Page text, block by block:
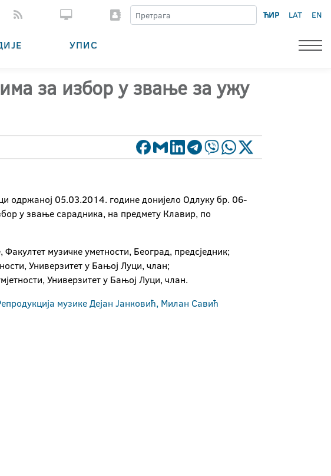
ЋИР LAT EN
УПИС
за избор у звање за ужу
одржаној 05.03.2014. године донијело Одлуку бр. 06-
у звање сарадника, на предмету Клавир, по
музичке уметности, Београд, предсједник;
Универзитет у Бањој Луци, члан;
Универзитет у Бањој Луци, члан.
музике Дејан Јанковић, Милан Савић